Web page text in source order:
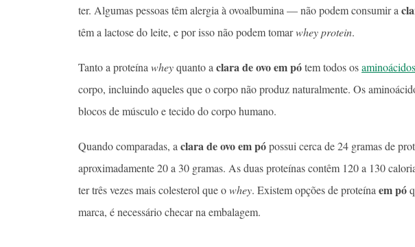
ter. Algumas pessoas têm alergia à ovoalbumina — não podem consumir a
têm a lactose do leite, e por isso não podem tomarwhey protein.
Tanto a proteína wheyquanto a clara de ovo em pótem todos osaminoácidos
corpo, incluindo aqueles que o corpo não produz naturalmente. Os
blocos de músculo e tecido do corpo humano.
Quando comparadas, aclara de ovo em pópossui cerca de 24 gramas de
aproximadamente 20 a 30 gramas. As duas proteínas contêm 120 a 130
ter três vezes mais colesterol que owhey. Existem opções de proteínaem pó
marca, é necessário checar na embalagem.